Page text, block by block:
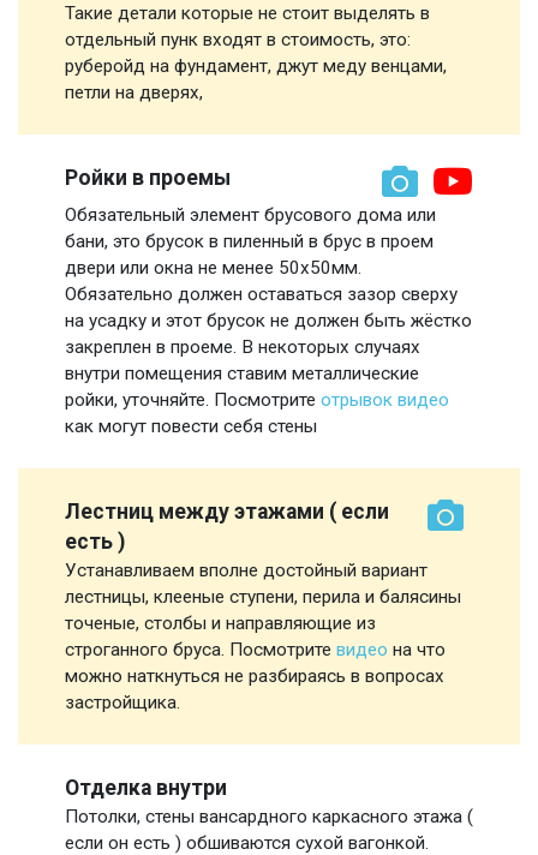
Такие детали которые не стоит выделять в
отдельный пунк входят в стоимость, это:
руберойд на фундамент, джут меду венцами,
петли на дверях,
Ройки в проемы
Обязательный элемент брусового дома или
бани, это брусок в пиленный в брус в проем
двери или окна не менее 50х50мм.
Обязательно должен оставаться зазор сверху
на усадку и этот брусок не должен быть жёстко
закреплен в проеме. В некоторых случаях
внутри помещения ставим металлические
ройки, уточняйте. Посмотрите отрывок видео
как могут повести себя стены
Лестниц между этажами ( если
есть )
Устанавливаем вполне достойный вариант
лестницы, клееные ступени, перила и балясины
точеные, столбы и направляющие из
строганного бруса. Посмотрите видео на что
можно наткнуться не разбираясь в вопросах
застройщика.
Отделка внутри
Потолки, стены вансардного каркасного этажа (
если он есть ) обшиваются сухой вагонкой.